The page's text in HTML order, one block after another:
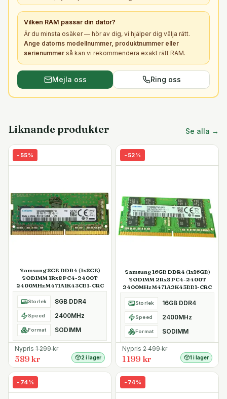
Vilken RAM passar din dator?
Är du minsta osäker — hör av dig, vi hjälper dig välja rätt.
Ange datorns modellnummer, produktnummer eller
serienummer så kan vi rekommendera exakt rätt RAM.
Mejla oss Ring oss
Liknande produkter Se alla →
- 55%
Samsung 8GB DDR4 (1x8GB)
SODIMM 1Rx8 PC4-2400T
2400MHz M471A1K43CB1-CRC
Storlek 8GB DDR4
Speed 2400MHz
Format SODIMM
Nypris 1 299kr
589 kr 2 i lager
- 52%
Samsung 16GB DDR4 (1x16GB)
SODIMM 2Rx8 PC4-2400T
2400MHz M471A2K43BB1-CRC
Storlek 16GB DDR4
Speed 2400MHz
Format SODIMM
Nypris 2 499kr
1 199 kr 1 i lager
- 74% - 74%